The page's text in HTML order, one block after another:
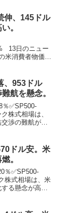
1681．90と、史
伸、145ドル
。
13日のニュー
米消費者物価指
数は111．40...
、953ドル
航を懸念。
％✅SP500-
株式相場は、
渉の難航が懸
8142万...
ドル安。米
。
％✅SP500-
株式相場は、米
る懸念が高ま